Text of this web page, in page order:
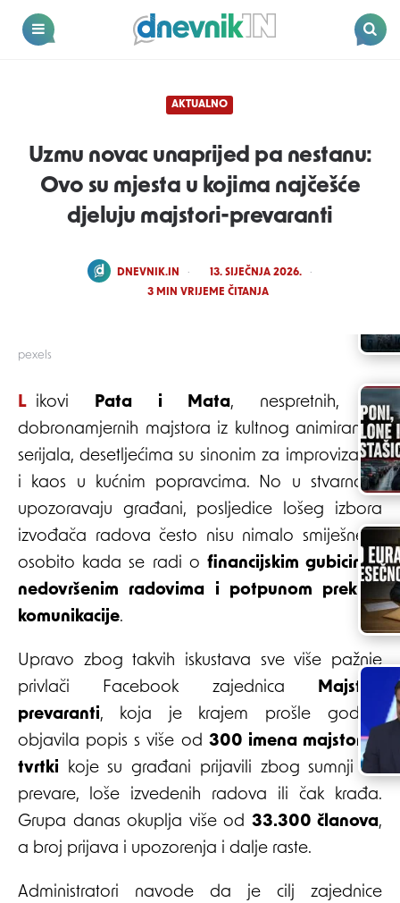
Dnevnik.in
pexels
AKTUALNO
Uzmu novac unaprijed pa nestanu:
Ovo su mjesta u kojima najčešće
djeluju majstori-prevaranti
POSTED
DNEVNIK.IN
13. SIJEČNJA 2026.
3 MIN VRIJEME ČITANJA
Likovi Pata i Mata, nespretnih, ali
dobronamjernih majstora iz kultnog animiranog
serijala, desetljećima su sinonim za improvizaciju
i kaos u kućnim popravcima. No u stvarnosti,
upozoravaju građani, posljedice lošeg izbora
izvođača radova često nisu nimalo smiješne –
osobito kada se radi o financijskim gubicima,
nedovršenim radovima i potpunom prekidu
komunikacije.
Upravo zbog takvih iskustava sve više pažnje
privlači Facebook zajednica Majstori
prevaranti, koja je krajem prošle godine
objavila popis s više od 300 imena majstora i
tvrtki koje su građani prijavili zbog sumnji na
prevare, loše izvedenih radova ili čak krađa.
Grupa danas okuplja više od 33.300 članova,
a broj prijava i upozorenja i dalje raste.
Administratori navode da je cilj zajednice